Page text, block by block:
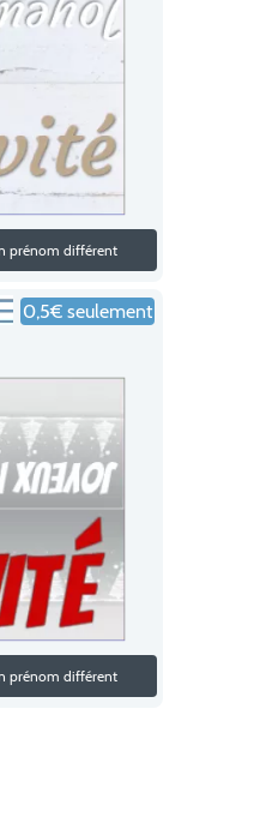
prénom différent
0,5€ seulement
prénom différent